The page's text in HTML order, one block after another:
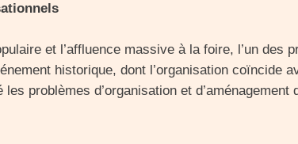
et l’affluence massive à la foire, l’un des
historique, dont l’organisation coïncide
problèmes d’organisation et d’aménagement